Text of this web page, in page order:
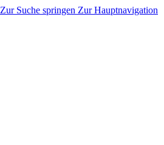
Zur Suche springen Zur Hauptnavigation